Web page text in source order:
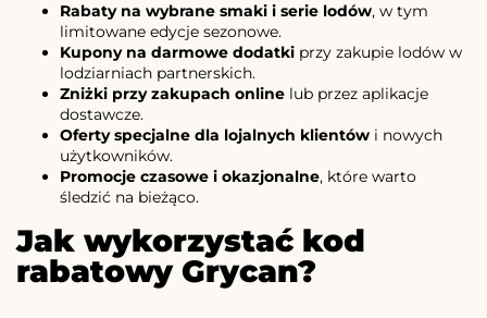
Rabaty na wybrane smaki i serie lodów, w tym
limitowane edycje sezonowe.
Kupony na darmowe dodatki przy zakupie lodów w
lodziarniach partnerskich.
Zniżki przy zakupach online lub przez aplikacje
dostawcze.
Oferty specjalne dla lojalnych klientów i nowych
użytkowników.
Promocje czasowe i okazjonalne, które warto
śledzić na bieżąco.
Jak wykorzystać kod
rabatowy Grycan?